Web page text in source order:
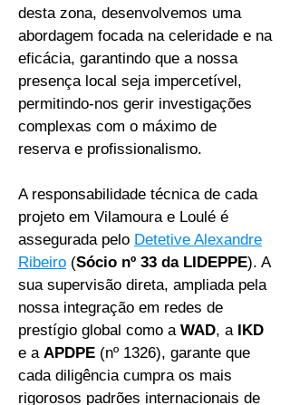
desta zona, desenvolvemos uma
abordagem focada na celeridade e na
eficácia, garantindo que a nossa
presença local seja impercetível,
permitindo-nos gerir investigações
complexas com o máximo de
reserva e profissionalismo.
A responsabilidade técnica de cada
projeto em Vilamoura e Loulé é
assegurada pelo Detetive Alexandre
Ribeiro (Sócio nº 33 da LIDEPPE). A
sua supervisão direta, ampliada pela
nossa integração em redes de
prestígio global como a WAD, a IKD
e a APDPE (nº 1326), garante que
cada diligência cumpra os mais
rigorosos padrões internacionais de